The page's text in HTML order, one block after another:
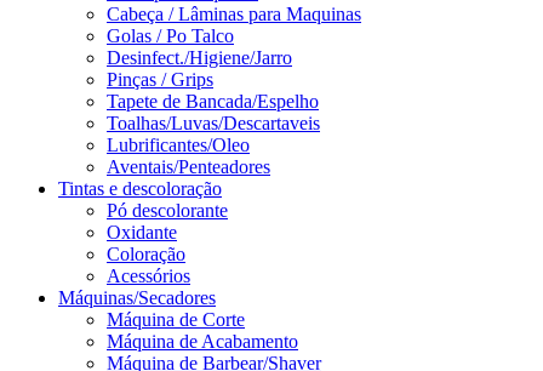
Cabeça / Lâminas para Maquinas
Golas / Po Talco
Desinfect./Higiene/Jarro
Pinças / Grips
Tapete de Bancada/Espelho
Toalhas/Luvas/Descartaveis
Lubrificantes/Oleo
Aventais/Penteadores
Tintas e descoloração
Pó descolorante
Oxidante
Coloração
Acessórios
Máquinas/Secadores
Máquina de Corte
Máquina de Acabamento
Máquina de Barbear/Shaver